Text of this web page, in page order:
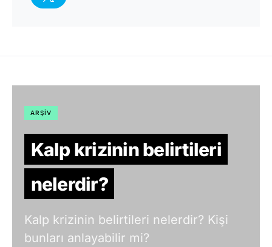
ARŞIV
Kalp krizinin belirtileri
nelerdir?
Kalp krizinin belirtileri nelerdir? Kişi
bunları anlayabilir mi?